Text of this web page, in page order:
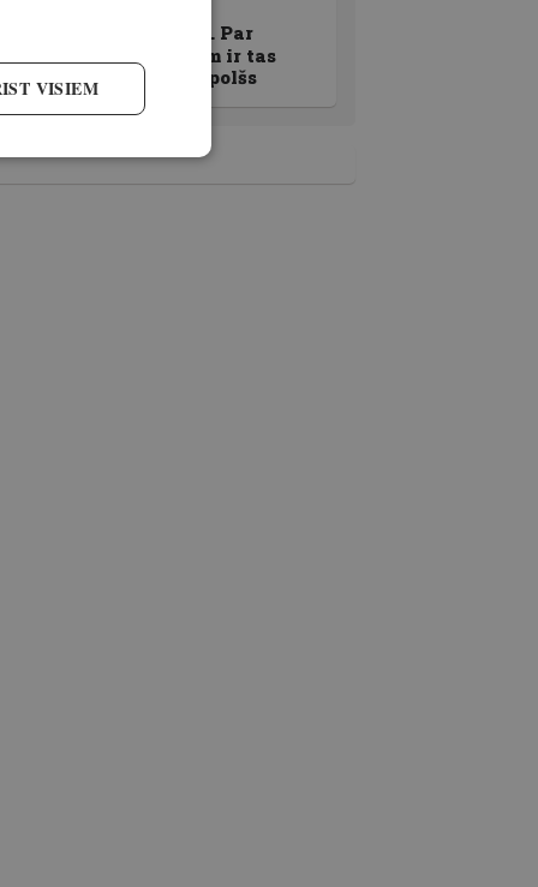
Superēsma zivīm. Par
tārpeļiem, kas zivīm ir tas
pats, kas dzērājam polšs
VISIEM